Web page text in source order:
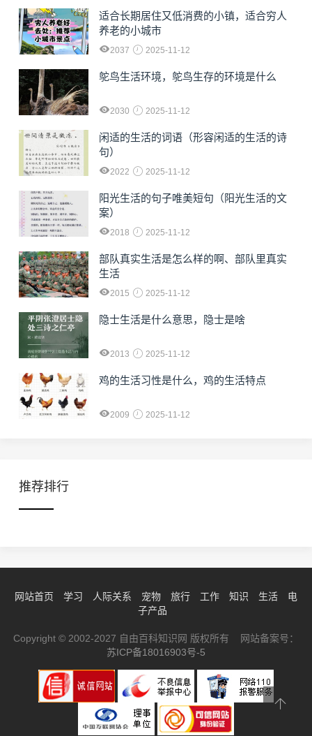
适合长期居住又低消费的小镇，适合穷人
养老的小城市
2037 2025-11-12
鸵鸟生活环境，鸵鸟生存的环境是什么
2030 2025-11-12
闲适的生活的词语（形容闲适的生活的诗
句）
2022 2025-11-12
阳光生活的句子唯美短句（阳光生活的文
案）
2018 2025-11-12
部队真实生活是怎么样的啊、部队里真实
生活
2015 2025-11-12
隐士生活是什么意思，隐士是啥
2013 2025-11-12
鸡的生活习性是什么，鸡的生活特点
2009 2025-11-12
推荐排行
网站首页 学习 人际关系 宠物 旅行 工作 知识 生活
电
子产品
Copyright © 2002-2027 自由百科知识网 版权所有 网站备案号：
苏ICP备18016903号-5